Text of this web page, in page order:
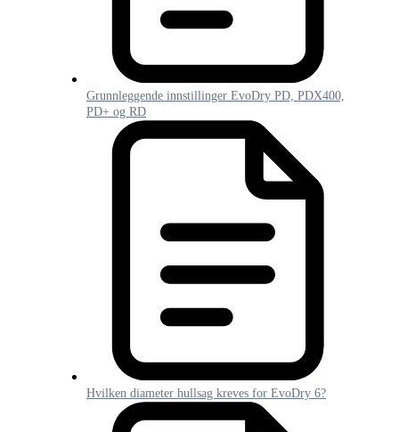
Grunnleggende innstillinger EvoDry PD, PDX400,
PD+ og RD
Hvilken diameter hullsag kreves for EvoDry 6?